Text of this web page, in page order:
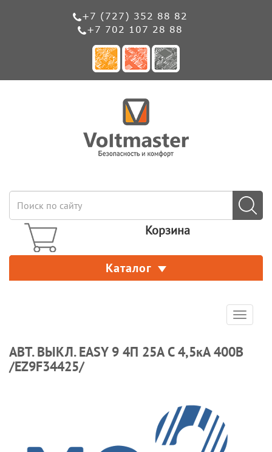
+7 (727) 352 88 82
+7 702 107 28 88
Корзина
Каталог
Toggle
АВТ. ВЫКЛ. EASY 9 4П 25А С 4,5кА 400В
/EZ9F34425/